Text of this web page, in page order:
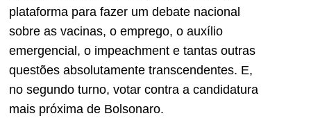
plataforma para fazer um debate nacional
sobre as vacinas, o emprego, o auxílio
emergencial, o impeachment e tantas outras
questões absolutamente transcendentes. E,
no segundo turno, votar contra a candidatura
mais próxima de Bolsonaro.